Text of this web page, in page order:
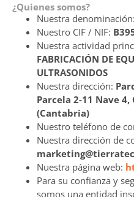
¿Quienes somos?
Nuestra denominación:
Nuestro CIF / NIF:
Nuestra actividad
FABRICACIÓN DE
ULTRASONIDOS
Nuestra dirección:
Parcela 2-11 Nave 4,
(Cantabria)
Nuestro teléfono de
Nuestra dirección de
Nuestra página web:
Para su confianza y
somos una entidad